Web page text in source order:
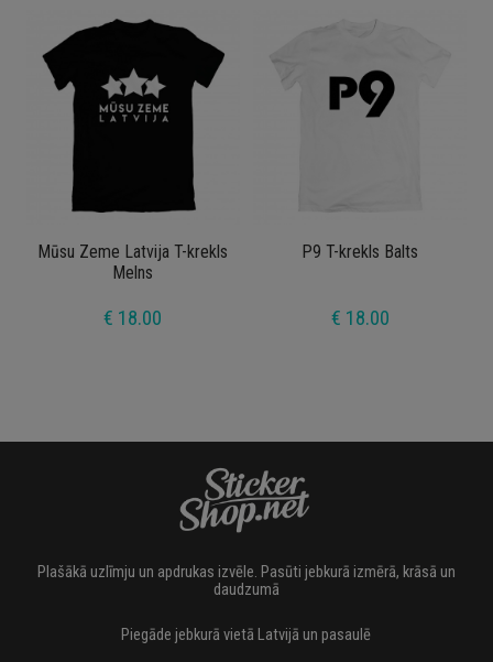
Mūsu Zeme Latvija T-krekls
Melns
€ 18.00
P9 T-krekls Balts
€ 18.00
Plašākā uzlīmju un apdrukas izvēle. Pasūti jebkurā izmērā, krāsā un
daudzumā
Piegāde jebkurā vietā Latvijā un pasaulē